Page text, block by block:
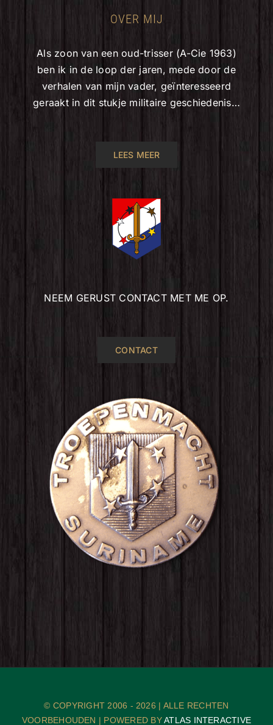
OVER MIJ
Als zoon van een oud-trisser (A-Cie 1963)
ben ik in de loop der jaren, mede door de
verhalen van mijn vader, geïnteresseerd
geraakt in dit stukje militaire geschiedenis…
LEES MEER
NEEM GERUST CONTACT MET ME OP.
CONTACT
© COPYRIGHT 2006 - 2026 | ALLE RECHTEN
VOORBEHOUDEN | POWERED BYATLAS INTERACTIVE